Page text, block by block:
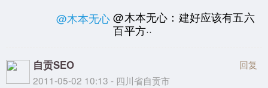
@木本无心 @木本无心：建好应该有五六
百平方··
自贡SEO
2011-05-02 10:13 - 四川省自贡市
回复